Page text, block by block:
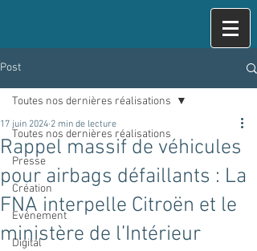
Post
Toutes nos dernières réalisations
Presse
Création
Evénement
Digital
Toutes nos dernières réalisations
Rappel massif de véhicules
pour airbags défaillants : La
FNA interpelle Citroën et le
ministère de l’Intérieur
17 juin 2024 2 min de lecture